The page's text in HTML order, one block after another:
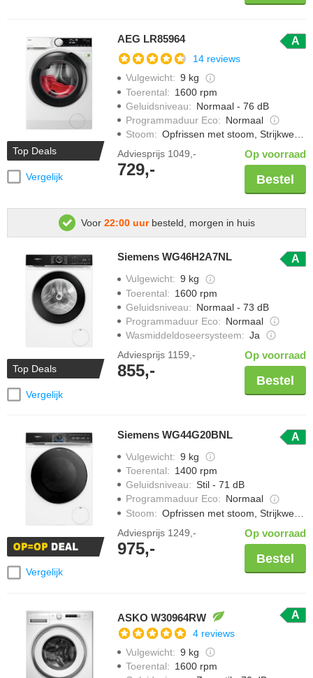
Top Deals
Vergelijk
AEG LR85964 A
14 reviews
Vulgewicht: 9 kg
Toerental: 1600 rpm
Geluidsniveau: Normaal - 76 dB
Programmaduur Eco: Normaal
Stoom: Opfrissen met stoom, Strijkwerk verminderen
Adviesprijs 1049,-
729,-
Op voorraad
Bestel
Voor 22:00 uurbesteld, morgen in huis
Top Deals
Vergelijk
Siemens WG46H2A7NL A
Vulgewicht: 9 kg
Toerental: 1600 rpm
Geluidsniveau: Normaal - 73 dB
Programmaduur Eco: Normaal
Wasmiddeldoseersysteem: Ja
Adviesprijs 1159,-
855,-
Op voorraad
Bestel
Vergelijk
Siemens WG44G20BNL A
Vulgewicht: 9 kg
Toerental: 1400 rpm
Geluidsniveau: Stil - 71 dB
Programmaduur Eco: Normaal
Stoom: Opfrissen met stoom, Strijkwerk verminderen
Adviesprijs 1249,-
975,-
Op voorraad
Bestel
ASKO W30964RW A
4 reviews
Vulgewicht: 9 kg
Toerental: 1600 rpm